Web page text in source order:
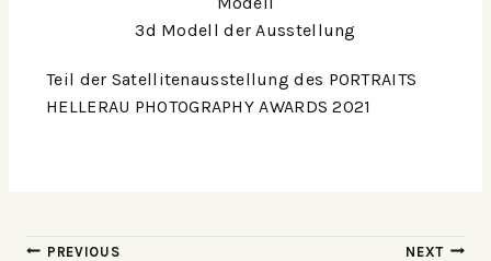
3d Modell der Ausstellung
Teil der Satellitenausstellung des PORTRAITS
HELLERAU PHOTOGRAPHY AWARDS 2021
PREVIOUS NEXT